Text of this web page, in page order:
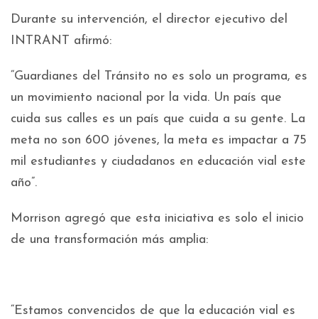
Durante su intervención, el director ejecutivo del
INTRANT afirmó:
“Guardianes del Tránsito no es solo un programa, es
un movimiento nacional por la vida. Un país que
cuida sus calles es un país que cuida a su gente. La
meta no son 600 jóvenes, la meta es impactar a 75
mil estudiantes y ciudadanos en educación vial este
año”.
Morrison agregó que esta iniciativa es solo el inicio
de una transformación más amplia:
“Estamos convencidos de que la educación vial es